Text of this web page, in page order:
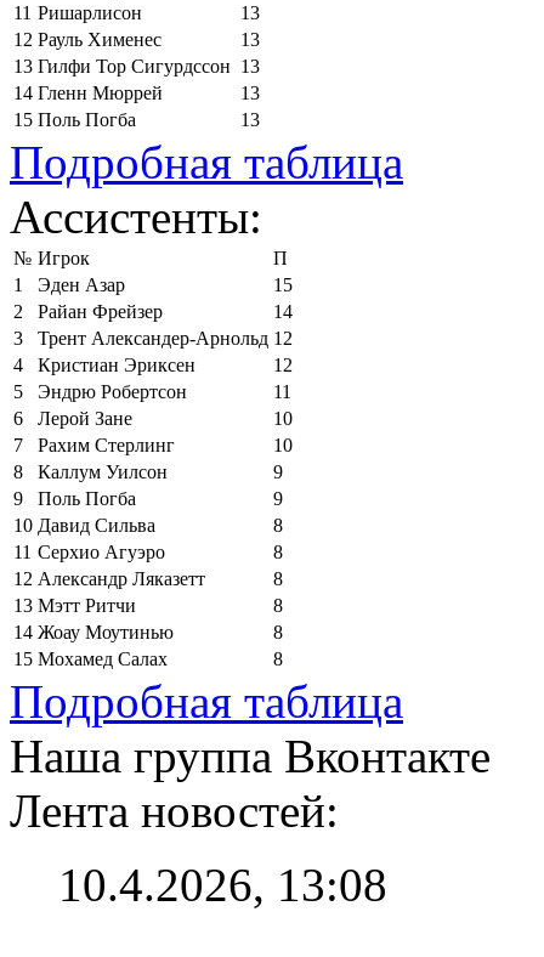
11 Ришарлисон
13
12 Рауль Хименес
13
13 Гилфи Тор Сигурдссон 13
14 Гленн Мюррей
13
15 Поль Погба 13
Подробная таблица
Ассистенты:
№ Игрок
П
1
Эден Азар
15
2
Райан Фрейзер
14
3
Трент Александер-Арнольд 12
4
Кристиан Эриксен
12
5
Эндрю Робертсон
11
6
Лерой Зане
10
7
Рахим Стерлинг
10
8
Каллум Уилсон
9
9
Поль Погба
9
10 Давид Сильва
8
11 Серхио Агуэро
8
12 Александр Ляказетт
8
13 Мэтт Ритчи
8
14 Жоау Моутинью
8
15 Мохамед Салах 8
Подробная таблица
Наша группа Вконтакте
Лента новостей:
10.4.2026, 13:08